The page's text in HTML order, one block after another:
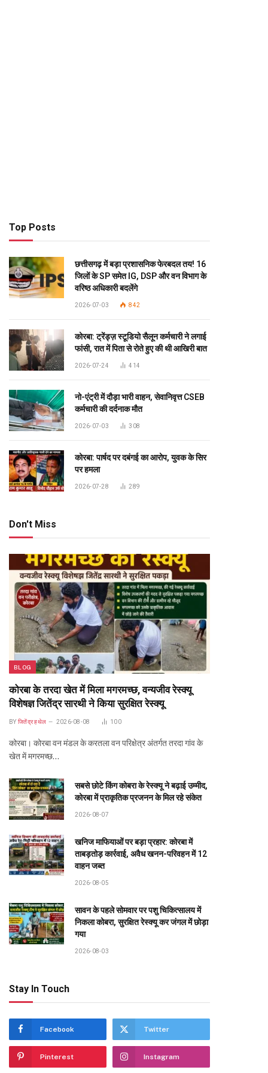
Top Posts
छत्तीसगढ़ में बड़ा प्रशासनिक फेरबदल तय! 16
जिलों के SP समेत IG, DSP और वन विभाग के
वरिष्ठ अधिकारी बदलेंगे
2026-07-03 842
कोरबा: ट्रेंड्ज़ स्टूडियो सैलून कर्मचारी ने लगाई
फांसी, रात में पिता से रोते हुए की थी आखिरी बात
2026-07-24 414
नो-एंट्री में दौड़ा भारी वाहन, सेवानिवृत्त CSEB
कर्मचारी की दर्दनाक मौत
2026-07-03 308
कोरबा: पार्षद पर दबंगई का आरोप, युवक के सिर
पर हमला
2026-07-28 289
Don't Miss
BLOG
कोरबा के तरदा खेत में मिला मगरमच्छ, वन्यजीव रेस्क्यू
विशेषज्ञ जितेंद्र सारथी ने किया सुरक्षित रेस्क्यू
BY जितेंद्र हथेल 2026-08-08 100
कोरबा। कोरबा वन मंडल के करतला वन परिक्षेत्र अंतर्गत तरदा गांव के
खेत में मगरमच्छ…
सबसे छोटे किंग कोबरा के रेस्क्यू ने बढ़ाई उम्मीद,
कोरबा में प्राकृतिक प्रजनन के मिल रहे संकेत
2026-08-07
खनिज माफियाओं पर बड़ा प्रहार: कोरबा में
ताबड़तोड़ कार्रवाई, अवैध खनन-परिवहन में 12
वाहन जब्त
2026-08-05
सावन के पहले सोमवार पर पशु चिकित्सालय में
निकला कोबरा, सुरक्षित रेस्क्यू कर जंगल में छोड़ा
गया
2026-08-03
Stay In Touch
Facebook Twitter
Pinterest Instagram